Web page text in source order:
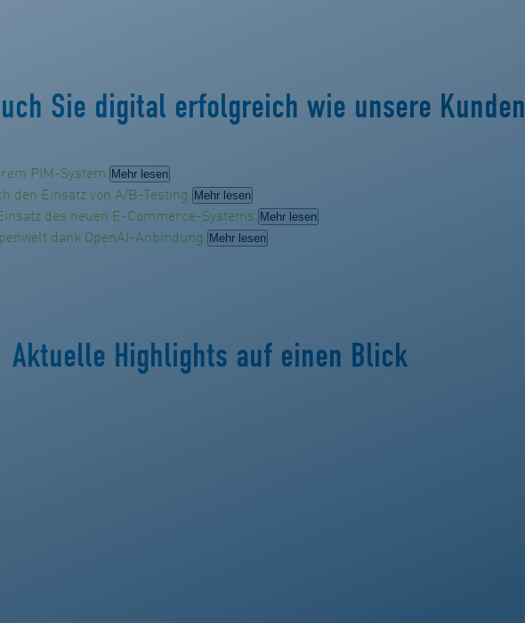
Sie digital erfolgreich wie unsere Kunden
PIM-System. Mehr lesen
den Einsatz von A/B-Testing. Mehr lesen
des neuen E-Commerce-Systems. Mehr lesen
dank OpenAI-Anbindung. Mehr lesen
Aktuelle Highlights auf einen Blick